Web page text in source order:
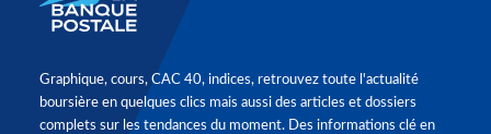
Graphique, cours, CAC 40, indices, retrouvez toute l'actualité
boursière en quelques clics mais aussi des articles et dossiers
complets sur les tendances du moment. Des informations clé en